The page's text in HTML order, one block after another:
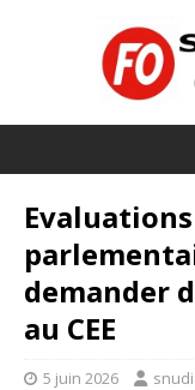
Evaluations
demander
au CEE
5 juin 2026